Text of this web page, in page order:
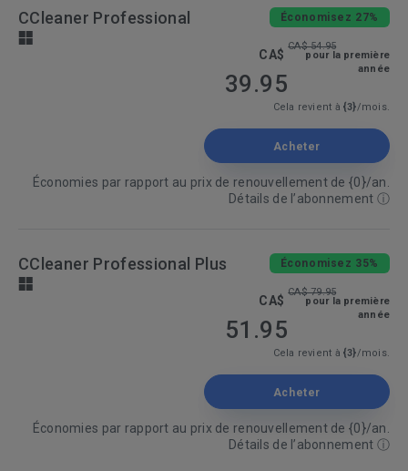
CCleaner Professional Économisez 27%
CA$
39.95
CA$ 54.95
pour la première
année
Cela revient à {3}/mois.
Acheter
Économies par rapport au prix de renouvellement de {0}/an.
Détails de l’abonnement ⓘ
CCleaner Professional Plus Économisez 35%
CA$
51.95
CA$ 79.95
pour la première
année
Cela revient à {3}/mois.
Acheter
Économies par rapport au prix de renouvellement de {0}/an.
Détails de l’abonnement ⓘ